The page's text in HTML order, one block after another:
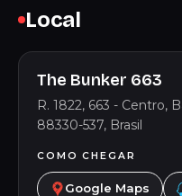
Local
The Bunker 663
R. 1822, 663 - Centro,
88330-537, Brasil
COMO CHEGAR
Google Maps